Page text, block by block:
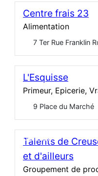
Centre frais 23
Alimentation
7 Ter Rue Franklin
L'Esquisse
Primeur, Epicerie,
9 Place du Marché
Talents de
et d'ailleurs
Groupement de
Open Now